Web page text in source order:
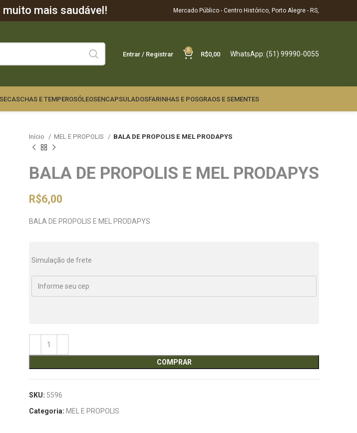
mais saudável! Mercado Público - Centro Histórico, Porto Alegre - RS,
Entrar / Registrar
0
R$0,00 WhatsApp: (51) 99990-0055
CHAS E TEMPEROSÓLEOSENCAPSULADOSFARINHAS E POSGRAOS E SEMENTES
Início MEL E PROPOLIS BALA DE PROPOLIS E MEL PRODAPYS
BALA DE PROPOLIS E MEL PRODAPYS
R$6,00
BALA DE PROPOLIS E MEL PRODAPYS
Simulação de frete
COMPRAR
SKU: 5596
Categoria: MEL E PROPOLIS